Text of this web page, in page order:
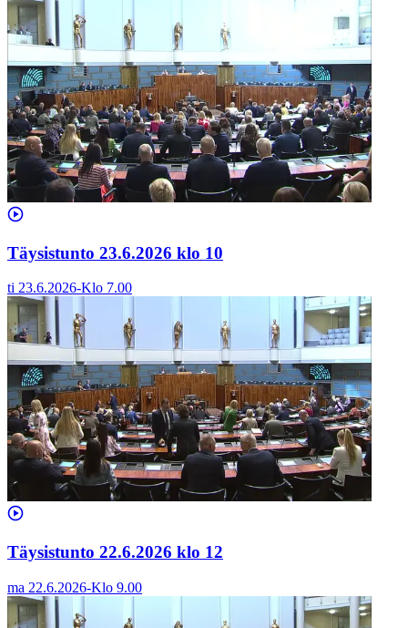
Täysistunto 23.6.2026 klo 10
ti 23.6.2026-Klo 7.00
Täysistunto 22.6.2026 klo 12
ma 22.6.2026-Klo 9.00